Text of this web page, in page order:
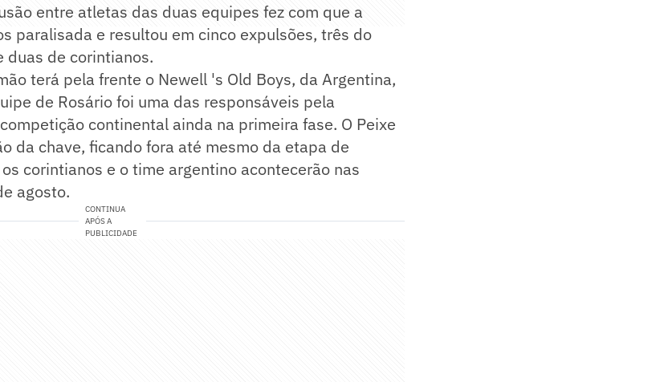
entre atletas das duas equipes fez com que a
paralisada e resultou em cinco expulsões, três do
duas de corintianos.
terá pela frente o Newell 's Old Boys, da Argentina,
de Rosário foi uma das responsáveis pela
continental ainda na primeira fase. O Peixe
da chave, ficando fora até mesmo da etapa de
corintianos e o time argentino acontecerão nas
agosto.
CONTINUA
APÓS A
PUBLICIDADE